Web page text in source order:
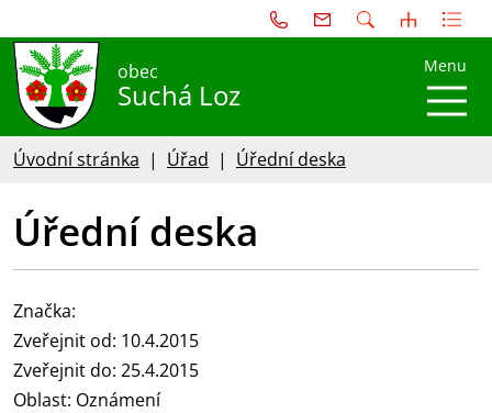
obec
Suchá Loz
Menu
Úvodní stránka Úřad Úřední deska
Úřední deska
Značka:
Zveřejnit od: 10.4.2015
Zveřejnit do: 25.4.2015
Oblast: Oznámení